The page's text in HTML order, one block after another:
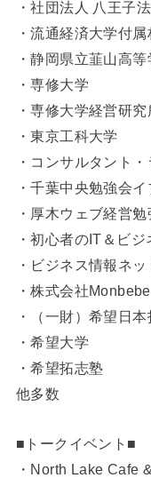
・社団法人 八王子
・流通経済大学付
・静岡県立韮山高等
・専修大学
・専修大学経営研究
・東京工科大学
・コンサルタント
・千葉中央勉強会イ
・厚木ウェブ経営
・初心者のIT＆ビ
・ビジネス情報ネッ
・株式会社Monbebe
・（一財）希望日
・希望大学
・希望拓志塾
他多数
■トークイベント■
・North Lake Cafe